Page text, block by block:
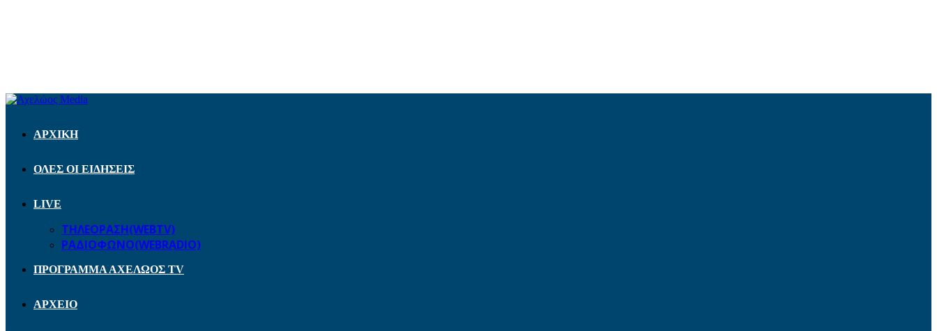
ΑΡΧΙΚΗ
ΟΛΕΣ ΟΙ ΕΙΔΗΣΕΙΣ
LIVE
ΤΗΛΕΟΡΑΣΗ(WEBTV)
ΡΑΔΙΟΦΩΝΟ(WEBRADIO)
ΠΡΟΓΡΑΜΜΑ ΑΧΕΛΩΟΣ TV
ΑΡΧΕΙΟ